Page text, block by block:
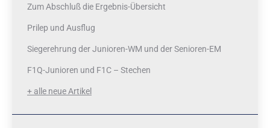
Zum Abschluß die Ergebnis-Übersicht
Prilep und Ausflug
Siegerehrung der Junioren-WM und der Senioren-EM
F1Q-Junioren und F1C – Stechen
+ alle neue Artikel